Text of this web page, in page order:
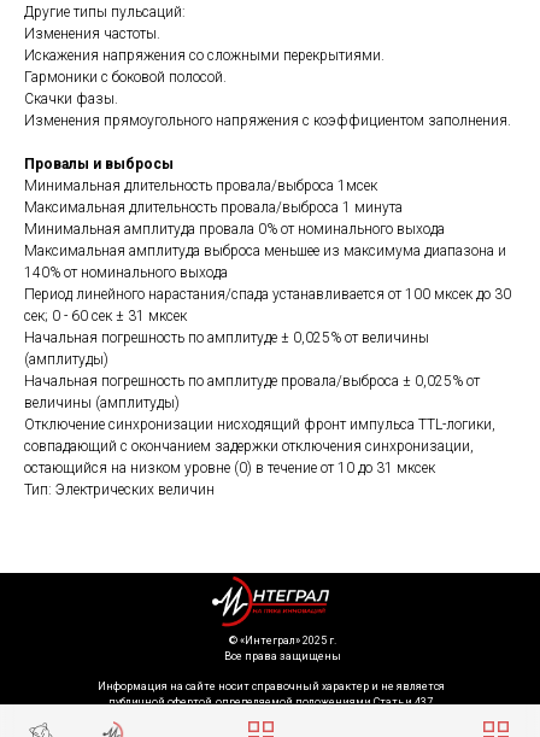
Другие типы пульсаций:
Изменения частоты.
Искажения напряжения со сложными перекрытиями.
Гармоники с боковой полосой.
Скачки фазы.
Изменения прямоугольного напряжения с коэффициентом заполнения.
Провалы и выбросы
Минимальная длительность провала/выброса 1мсек
Максимальная длительность провала/выброса 1 минута
Минимальная амплитуда провала 0% от номинального выхода
Максимальная амплитуда выброса меньшее из максимума диапазона и
140% от номинального выхода
Период линейного нарастания/спада устанавливается от 100 мксек до 30
сек; 0 - 60 сек ± 31 мксек
Начальная погрешность по амплитуде ± 0,025% от величины
(амплитуды)
Начальная погрешность по амплитуде провала/выброса ± 0,025% от
величины (амплитуды)
Отключение синхронизации нисходящий фронт импульса TTL-логики,
совпадающий с окончанием задержки отключения синхронизации,
остающийся на низком уровне (0) в течение от 10 до 31 мксек
Тип: Электрических величин
Информация на сайте носит справочный характер и не является
публичной офертой, определяемой положениями Статьи 437
(спецификация) и комплект поставки товара могут быть изменены
©️ «Интеграл» 2025 г.
Все права защищены